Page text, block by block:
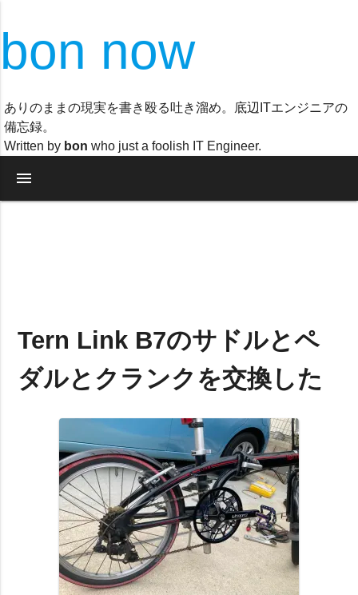
bon now
ありのままの現実を書き殴る吐き溜め。底辺ITエンジニアの
備忘録。
Written by bon who just a foolish IT Engineer.
menu
Tern Link B7のサドルとペ
ダルとクランクを交換した